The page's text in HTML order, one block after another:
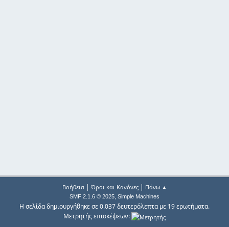
Βοήθεια| Όροι και Κανόνες| Πάνω ▲
SMF 2.1.6 © 2025, Simple Machines
Η σελίδα δημιουργήθηκε σε 0.037 δευτερόλεπτα με 19 ερωτήματα.
Μετρητής επισκέψεων: